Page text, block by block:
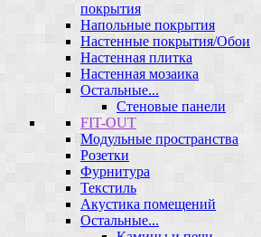
покрытия
Напольные покрытия
Настенные покрытия/Обои
Настенная плитка
Настенная мозаика
Остальные...
Стеновые панели
FIT-OUT
Модульные пространства
Розетки
Фурнитура
Текстиль
Акустика помещений
Остальные...